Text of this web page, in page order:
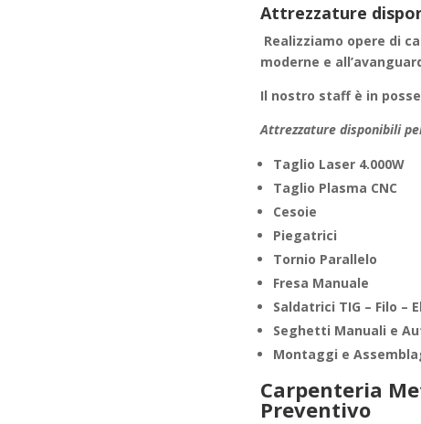
Attrezzature
Realizziamo opere di
moderne e
Il nostro staff è in
Attrezzature disponibili
Taglio Laser 4.000W
Taglio Plasma CNC
Cesoie
Piegatrici
Tornio Parallelo
Fresa Manuale
Saldatrici TIG – Filo –
Seghetti Manuali e
Montaggi e
Carpenteria
Preventivo